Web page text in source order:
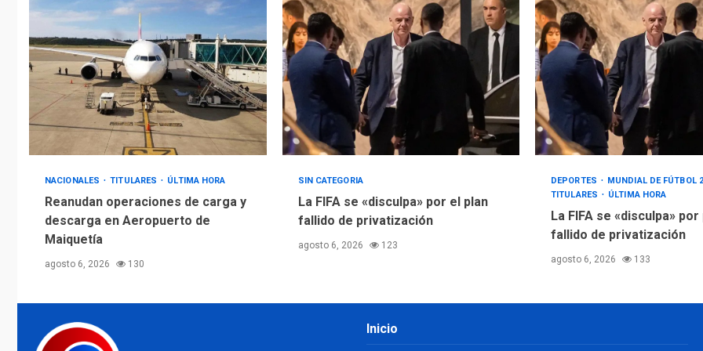
NACIONALES TITULARES ÚLTIMA HORA
Reanudan operaciones de carga y
descarga en Aeropuerto de
Maiquetía
agosto 6, 2026 130
SIN CATEGORIA
La FIFA se «disculpa» por el plan
fallido de privatización
agosto 6, 2026 123
DEPORTES
MUNDIAL DE FÚTBOL
TITULARES
ÚLTIMA HORA
La FIFA se «disculpa» por
fallido de privatización
agosto 6, 2026 133
Inicio